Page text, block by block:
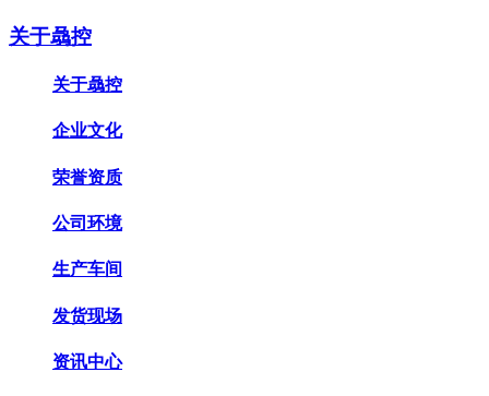
关于骉控
关于骉控
企业文化
荣誉资质
公司环境
生产车间
发货现场
资讯中心